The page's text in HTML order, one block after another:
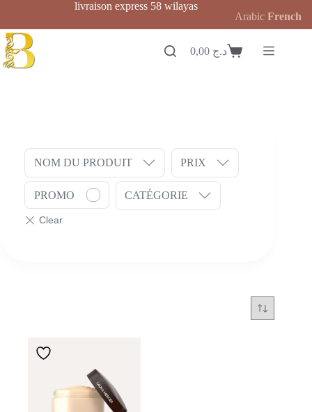
contenu
livraison express 58 wilayas
Panierد.ج
NOM DU PRODUIT PRIX
PROMO CATÉGORIE
Arabic French